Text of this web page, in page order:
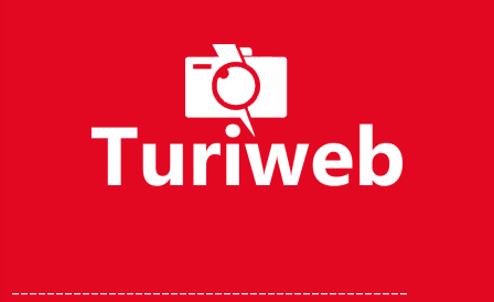
_____________________________________________